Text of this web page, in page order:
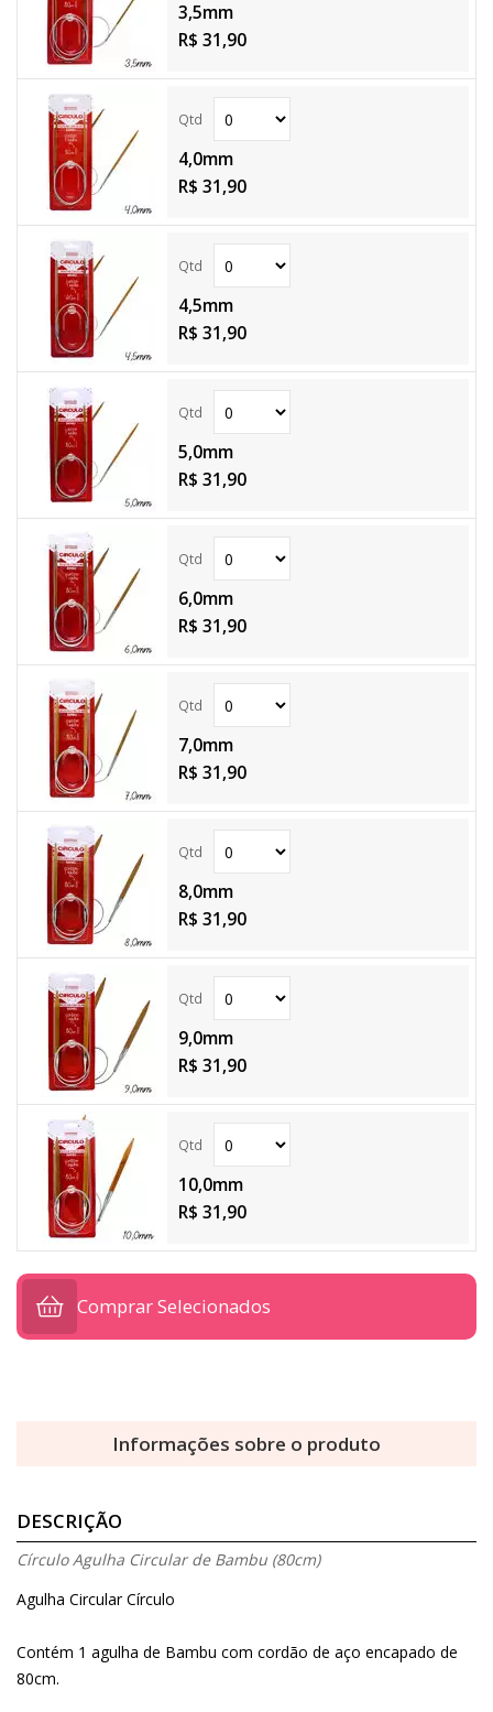
3,5mm
R$ 31,90
4,0mm
R$ 31,90
4,5mm
R$ 31,90
5,0mm
R$ 31,90
6,0mm
R$ 31,90
7,0mm
R$ 31,90
8,0mm
R$ 31,90
9,0mm
R$ 31,90
10,0mm
R$ 31,90
Comprar Selecionados
Informações sobre o produto
DESCRIÇÃO
Círculo Agulha Circular de Bambu (80cm)
Agulha Circular Círculo
Contém 1 agulha de Bambu com cordão de aço encapado de
80cm.